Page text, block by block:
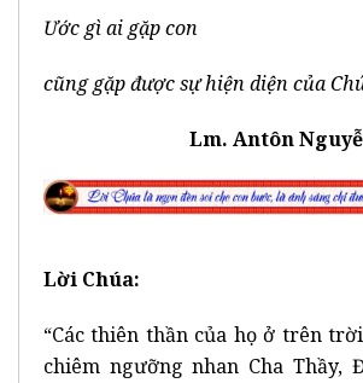
Ước gì ai gặp con
cũng gặp được sự hiện diện của
Lm. Antôn
Lời Chúa:
“Các thiên thần của họ ở trên
chiêm ngưỡng nhan Cha Thầy,